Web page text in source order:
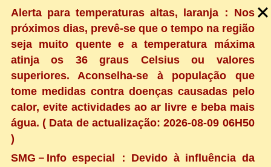
Alerta para temperaturas altas, laranja：Nos
próximos dias, prevê-se que o tempo na região
seja muito quente e a temperatura máxima
atinja os 36 graus Celsius ou valores
superiores. Aconselha-se à população que
tome medidas contra doenças causadas pelo
calor, evite actividades ao ar livre e beba mais
água. ( Data de actualização: 2026-08-09 06H50
)
SMG－Info especial：Devido à influência da